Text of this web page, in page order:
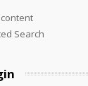
Search